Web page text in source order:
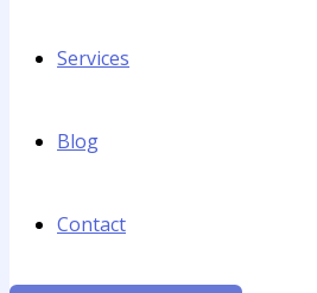
Services
Blog
Contact